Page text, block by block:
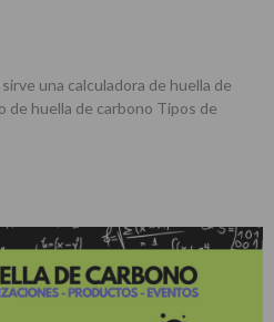
una calculadora de huella de
de huella de carbono Tipos de